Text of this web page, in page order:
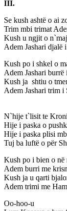
III.
Se kush ashtë o ai
Trim mbi trimat
Kush u ngjit o
Adem Jashari djalë
Kush po i shkel o
Adem Jashari burrë
Kush ja shtiu o
Adem Jashari trim i
N`hije t`lisit te
Hije i paska o
Hije i paska plisi
Tuj ba luftë o për
Kush po i bien o në
Adem burri me
Kush ja u qarti
Adem trimi me
Oo-hoo-u